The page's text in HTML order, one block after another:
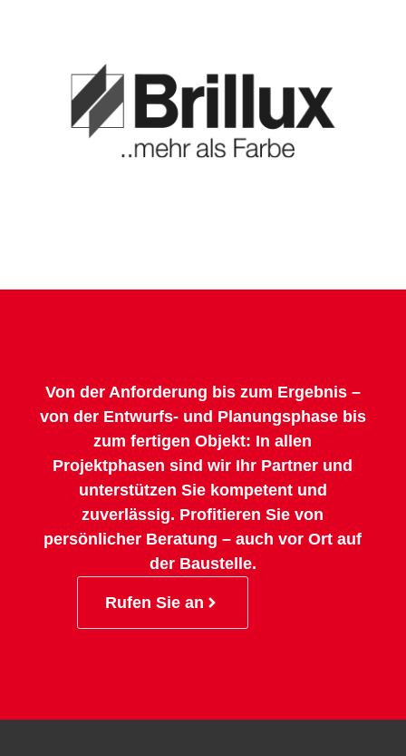
Von der Anforderung bis zum Ergebnis –
von der Entwurfs- und Planungsphase bis
zum fertigen Objekt: In allen
Projektphasen sind wir Ihr Partner und
unterstützen Sie kompetent und
zuverlässig. Profitieren Sie von
persönlicher Beratung – auch vor Ort auf
der Baustelle.
Rufen Sie an